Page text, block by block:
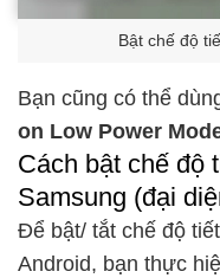
Bật chế độ
Bạn cũng có thể
on Low Power
Cách bật chế độ
Samsung (đại
Để bật/ tắt chế độ
Android, bạn thực